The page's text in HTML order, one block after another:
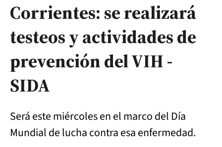
Corrientes: se realizará
testeos y actividades de
prevención del VIH -
SIDA
Será este miércoles en el marco del Día
Mundial de lucha contra esa enfermedad.